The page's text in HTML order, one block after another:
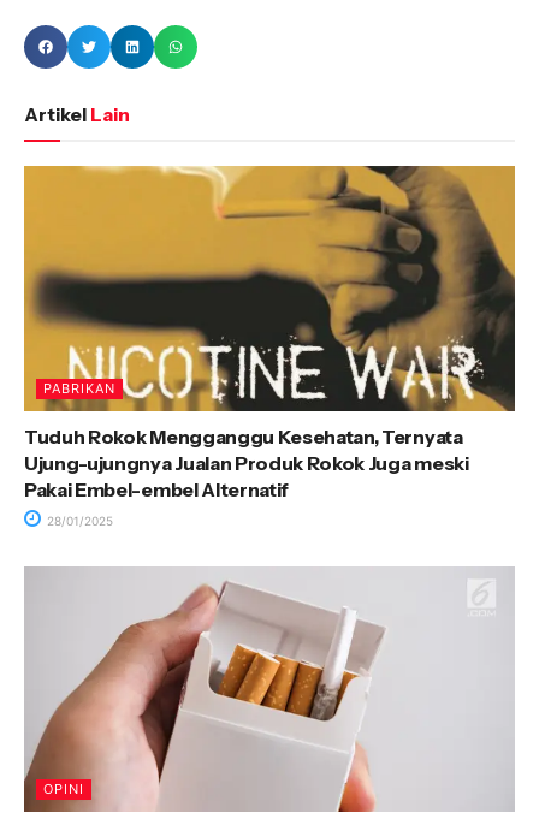
Artikel Lain
PABRIKAN
Tuduh Rokok Mengganggu Kesehatan, Ternyata
Ujung-ujungnya Jualan Produk Rokok Juga meski
Pakai Embel-embel Alternatif
28/01/2025
OPINI